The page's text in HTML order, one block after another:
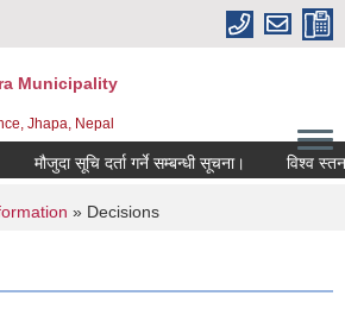
Municipality
Jhapa, Nepal
मौजुदा सूचि दर्ता गर्ने सम्बन्धी सूचना। विश्व
» Decisions